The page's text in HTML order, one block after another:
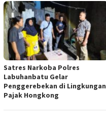
Satres Narkoba Polres
Labuhanbatu Gelar
Penggerebekan di Lingkungan
Pajak Hongkong